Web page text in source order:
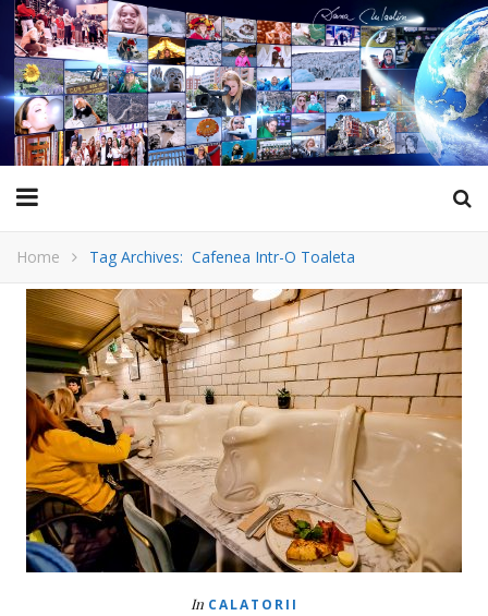
Home Tag Archives: Cafenea Intr-O Toaleta
In CALATORII